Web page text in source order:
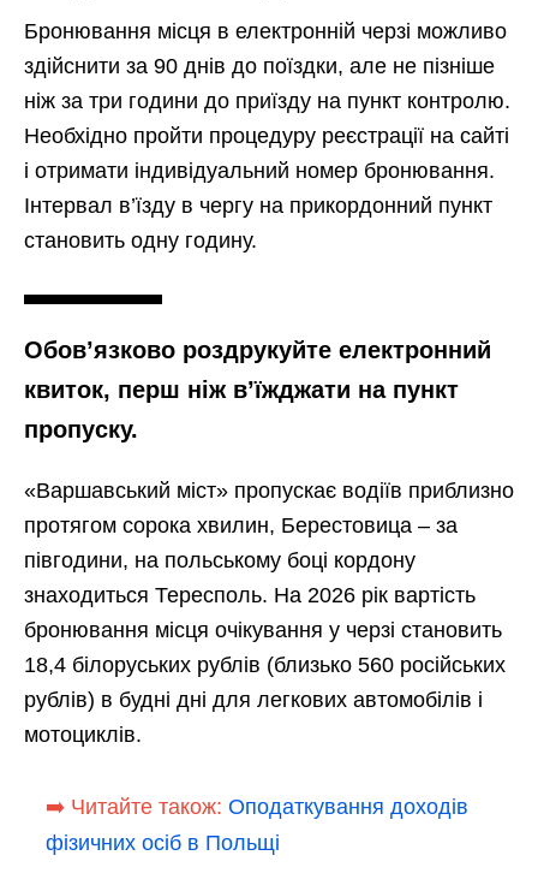
Бронювання місця в електронній черзі можливо
здійснити за 90 днів до поїздки, але не пізніше
ніж за три години до приїзду на пункт контролю.
Необхідно пройти процедуру реєстрації на сайті
і отримати індивідуальний номер бронювання.
Інтервал в’їзду в чергу на прикордонний пункт
становить одну годину.
Обов’язково роздрукуйте електронний
квиток, перш ніж в’їжджати на пункт
пропуску.
«Варшавський міст» пропускає водіїв приблизно
протягом сорока хвилин, Берестовица – за
півгодини, на польському боці кордону
знаходиться Тересполь. На 2026 рік вартість
бронювання місця очікування у черзі становить
18,4 білоруських рублів (близько 560 російських
рублів) в будні дні для легкових автомобілів і
мотоциклів.
➡️ Читайте також: Оподаткування доходів
фізичних осіб в Польщі